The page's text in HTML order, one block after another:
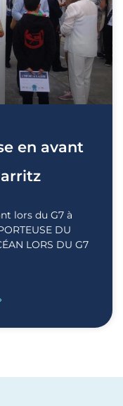
en avant
lors du G7 à
DU
LORS DU G7